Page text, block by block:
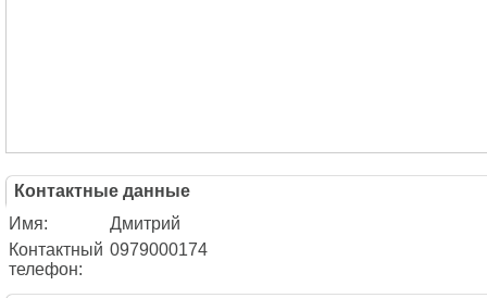
Контактные данные
Имя:
Дмитрий
Контактный
телефон:
0979000174